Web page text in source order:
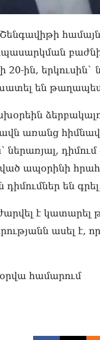
20-ին,
են
առանց
դիմում
ապօրինի
են
է
ասել է,
համարում